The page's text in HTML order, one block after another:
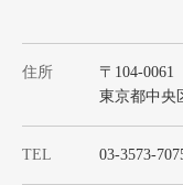
住所
〒104-0061
東京都中央
TEL 03-3573-